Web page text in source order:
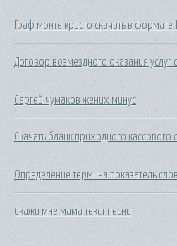
Граф монте кристо скачать в формате
Договор возмездного оказания услуг
Сергей чумаков жених минус
Скачать бланк приходного кассового
Определение термина показатель
Скажи мне мама текст песни